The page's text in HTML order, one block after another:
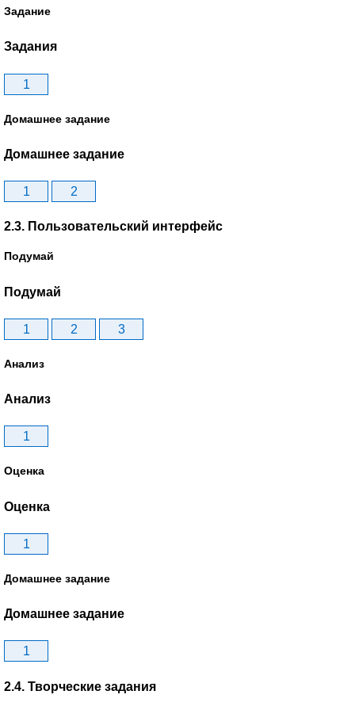
Задание
Задания
1
Домашнее задание
Домашнее задание
1 2
2.3. Пользовательский интерфейс
Подумай
Подумай
1 2 3
Анализ
Анализ
1
Оценка
Оценка
1
Домашнее задание
Домашнее задание
1
2.4. Творческие задания